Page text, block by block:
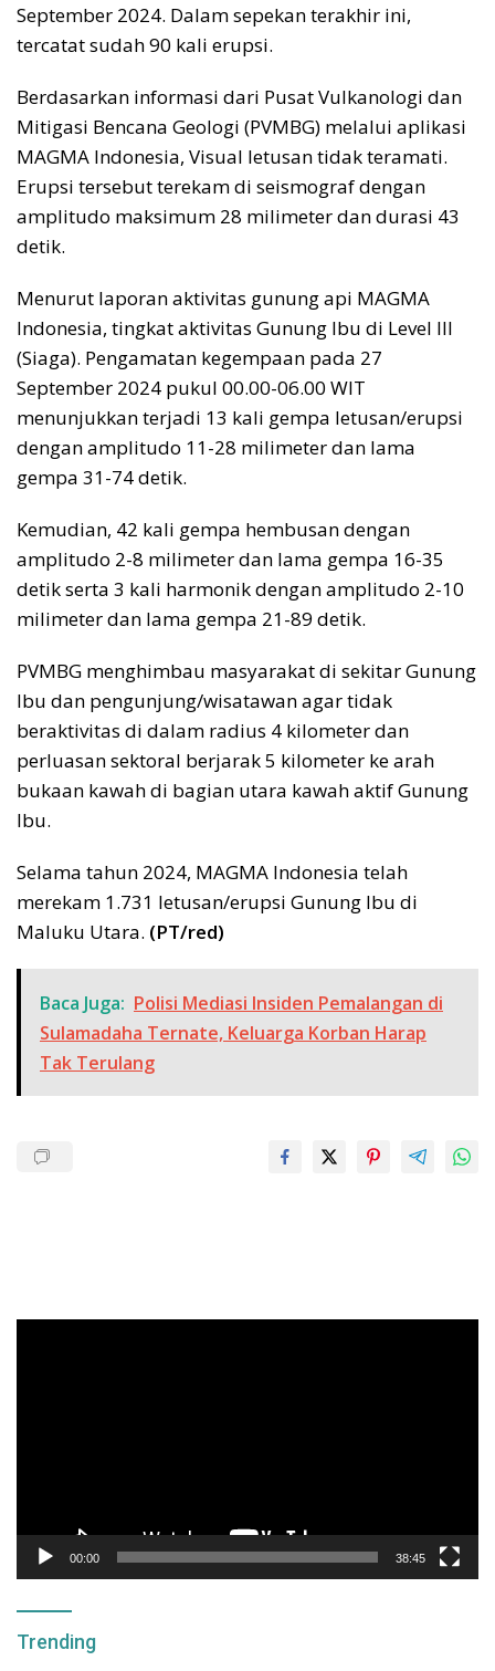
September 2024. Dalam sepekan terakhir ini,
tercatat sudah 90 kali erupsi.
Berdasarkan informasi dari Pusat Vulkanologi dan
Mitigasi Bencana Geologi (PVMBG) melalui aplikasi
MAGMA Indonesia, Visual letusan tidak teramati.
Erupsi tersebut terekam di seismograf dengan
amplitudo maksimum 28 milimeter dan durasi 43
detik.
Menurut laporan aktivitas gunung api MAGMA
Indonesia, tingkat aktivitas Gunung Ibu di Level III
(Siaga). Pengamatan kegempaan pada 27
September 2024 pukul 00.00-06.00 WIT
menunjukkan terjadi 13 kali gempa letusan/erupsi
dengan amplitudo 11-28 milimeter dan lama
gempa 31-74 detik.
Kemudian, 42 kali gempa hembusan dengan
amplitudo 2-8 milimeter dan lama gempa 16-35
detik serta 3 kali harmonik dengan amplitudo 2-10
milimeter dan lama gempa 21-89 detik.
PVMBG menghimbau masyarakat di sekitar Gunung
Ibu dan pengunjung/wisatawan agar tidak
beraktivitas di dalam radius 4 kilometer dan
perluasan sektoral berjarak 5 kilometer ke arah
bukaan kawah di bagian utara kawah aktif Gunung
Ibu.
Selama tahun 2024, MAGMA Indonesia telah
merekam 1.731 letusan/erupsi Gunung Ibu di
Maluku Utara. (PT/red)
Baca Juga: Polisi Mediasi Insiden Pemalangan di
Sulamadaha Ternate, Keluarga Korban Harap
Tak Terulang
00:00 38:45
Trending